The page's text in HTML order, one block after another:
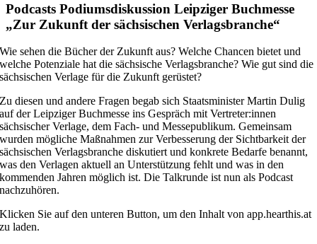
Podcasts Podiumsdiskussion Leipziger Buchmesse
„Zur Zukunft der sächsischen Verlagsbranche“
Wie sehen die Bücher der Zukunft aus? Welche Chancen bietet und
welche Potenziale hat die sächsische Verlagsbranche? Wie gut sind die
sächsischen Verlage für die Zukunft gerüstet?
Zu diesen und andere Fragen begab sich Staatsminister Martin Dulig
auf der Leipziger Buchmesse ins Gespräch mit Vertreter:innen
sächsischer Verlage, dem Fach- und Messepublikum. Gemeinsam
wurden mögliche Maßnahmen zur Verbesserung der Sichtbarkeit der
sächsischen Verlagsbranche diskutiert und konkrete Bedarfe benannt,
was den Verlagen aktuell an Unterstützung fehlt und was in den
kommenden Jahren möglich ist. Die Talkrunde ist nun als Podcast
nachzuhören.
Klicken Sie auf den unteren Button, um den Inhalt von app.hearthis.at
zu laden.